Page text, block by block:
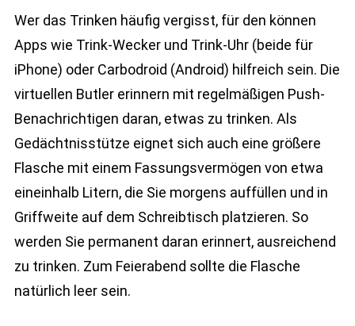
Wer das Trinken häufig vergisst, für den können
Apps wie Trink-Wecker und Trink-Uhr (beide für
iPhone) oder Carbodroid (Android) hilfreich sein. Die
virtuellen Butler erinnern mit regelmäßigen Push-
Benachrichtigen daran, etwas zu trinken. Als
Gedächtnisstütze eignet sich auch eine größere
Flasche mit einem Fassungsvermögen von etwa
eineinhalb Litern, die Sie morgens auffüllen und in
Griffweite auf dem Schreibtisch platzieren. So
werden Sie permanent daran erinnert, ausreichend
zu trinken. Zum Feierabend sollte die Flasche
natürlich leer sein.